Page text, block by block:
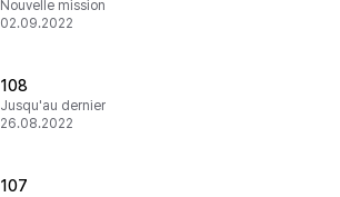
Nouvelle mission
02.09.2022
108
Jusqu'au dernier
26.08.2022
107